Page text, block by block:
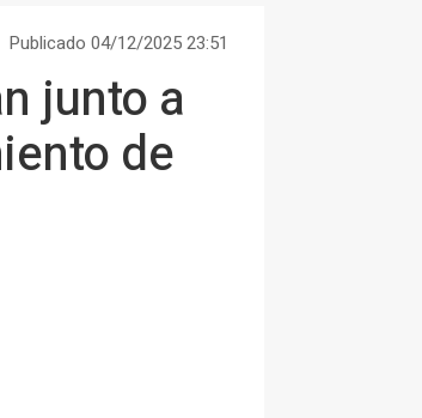
Publicado 04/12/2025 23:51
junto a
de